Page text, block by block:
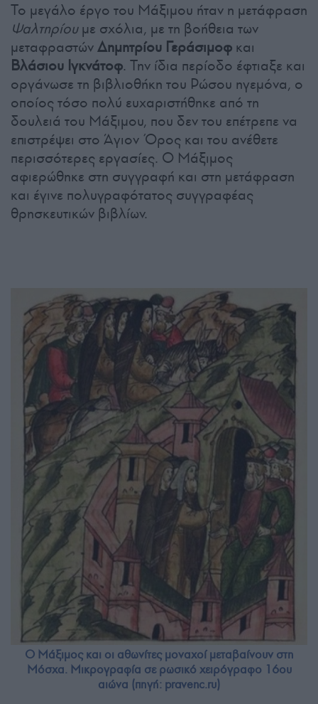
Το μεγάλο έργο του Μάξιμου ήταν η μετάφραση
Ψαλτηρίουμε σχόλια, με τη βοήθεια των
μεταφραστώνΔημητρίου Γεράσιμοφ και
Βλάσιου Ιγκνάτοφ. Την ίδια περίοδο έφτιαξε και
οργάνωσε τη βιβλιοθήκη του Ρώσου ηγεμόνα, ο
οποίος τόσο πολύ ευχαριστήθηκε από τη
δουλειά του Μάξιμου, που δεν του επέτρεπε να
επιστρέψει στο Άγιον Όρος και του ανέθετε
περισσότερες εργασίες. Ο Μάξιμος
αφιερώθηκε στη συγγραφή και στη μετάφραση
και έγινε πολυγραφότατος συγγραφέας
θρησκευτικών βιβλίων.
Ο Μάξιμος και οι αθωνίτες μοναχοί μεταβαίνουν στη
Μόσχα. Μικρογραφία σε ρωσικό χειρόγραφο 16ου
αιώνα (πηγή: pravenc.ru)